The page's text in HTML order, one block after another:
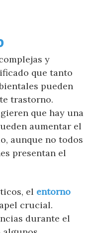
y
que tanto
pueden
trastorno.
que hay una
aumentar el
aunque no todos
presentan el
el entorno
crucial.
durante el